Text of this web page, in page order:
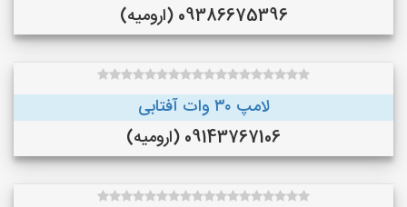
09386675396 (ارومیه)
لامپ ۳۰ وات آفتابی
09143767106 (ارومیه)